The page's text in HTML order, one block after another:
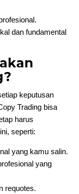
dan fundamental
keputusan
Trading bisa
harus
seperti:
yang kamu salin.
yang
requotes.